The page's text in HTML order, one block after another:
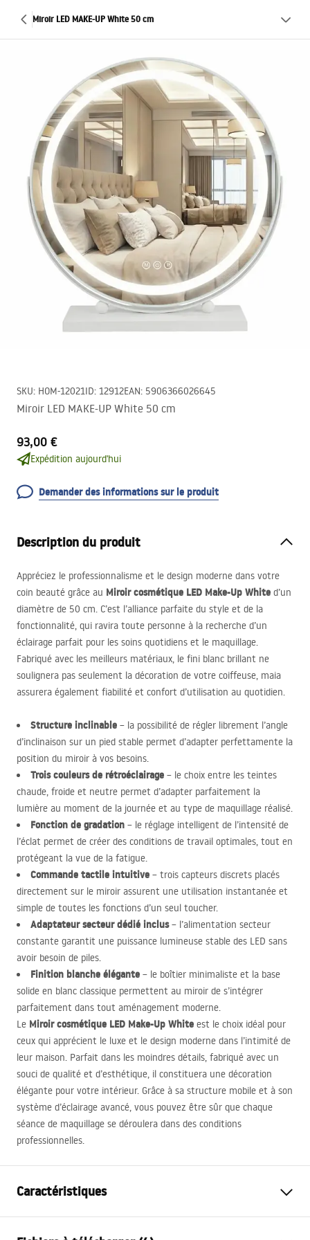
Miroir LED MAKE-UP White 50 cm
SKU: HOM-12021ID: 12912EAN: 5906366026645
Miroir LED MAKE-UP White 50 cm
93,00 €
Expédition aujourd'hui
Demander des informations sur le produit
Description du produit
Appréciez le professionnalisme et le design moderne dans votre
coin beauté grâce au Miroir cosmétique LED Make-Up White d’un
diamètre de 50 cm. C’est l’alliance parfaite du style et de la
fonctionnalité, qui ravira toute personne à la recherche d’un
éclairage parfait pour les soins quotidiens et le maquillage.
Fabriqué avec les meilleurs matériaux, le fini blanc brillant ne
soulignera pas seulement la décoration de votre coiffeuse, maia
assurera également fiabilité et confort d’utilisation au quotidien.
Structure inclinable – la possibilité de régler librement l’angle
d’inclinaison sur un pied stable permet d’adapter perfettamente la
position du miroir à vos besoins.
Trois couleurs de rétroéclairage – le choix entre les teintes
chaude, froide et neutre permet d’adapter parfaitement la
lumière au moment de la journée et au type de maquillage réalisé.
Fonction de gradation – le réglage intelligent de l’intensité de
l’éclat permet de créer des conditions de travail optimales, tout en
protégeant la vue de la fatigue.
Commande tactile intuitive – trois capteurs discrets placés
directement sur le miroir assurent une utilisation instantanée et
simple de toutes les fonctions d’un seul toucher.
Adaptateur secteur dédié inclus– l’alimentation secteur
constante garantit une puissance lumineuse stable des LED sans
avoir besoin de piles.
Finition blanche élégante – le boîtier minimaliste et la base
solide en blanc classique permettent au miroir de s’intégrer
parfaitement dans tout aménagement moderne.
Le Miroir cosmétique LED Make-Up White est le choix idéal pour
ceux qui apprécient le luxe et le design moderne dans l’intimité de
leur maison. Parfait dans les moindres détails, fabriqué avec un
souci de qualité et d’esthétique, il constituera une décoration
élégante pour votre intérieur. Grâce à sa structure mobile et à son
système d’éclairage avancé, vous pouvez être sûr que chaque
séance de maquillage se déroulera dans des conditions
professionnelles.
Caractéristiques